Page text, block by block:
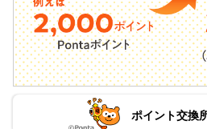
ポイント交換